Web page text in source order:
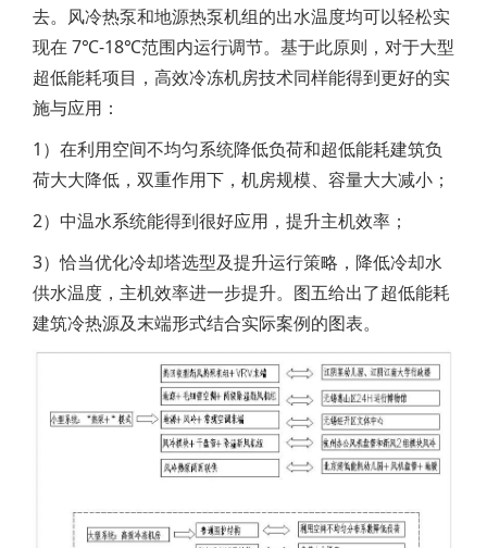
去。风冷热泵和地源热泵机组的出水温度均可以轻松实
现在 7℃-18℃范围内运行调节。基于此原则，对于大型
超低能耗项目，高效冷冻机房技术同样能得到更好的实
施与应用：
1）在利用空间不均匀系统降低负荷和超低能耗建筑负
荷大大降低，双重作用下，机房规模、容量大大减小；
2）中温水系统能得到很好应用，提升主机效率；
3）恰当优化冷却塔选型及提升运行策略，降低冷却水
供水温度，主机效率进一步提升。图五给出了超低能耗
建筑冷热源及末端形式结合实际案例的图表。